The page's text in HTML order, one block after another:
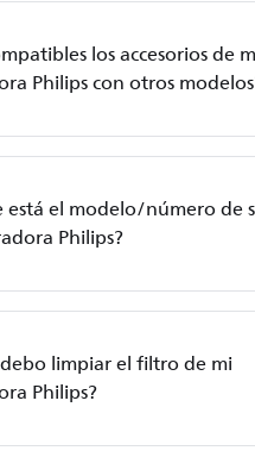
los accesorios de
Philips con otros
está el modelo/número de
Philips?
limpiar el filtro de mi
Philips?